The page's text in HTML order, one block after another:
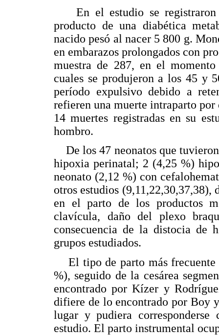
En el estudio se registraron
producto de una diabética
nacido pesó al nacer 5 800 g.
en embarazos prolongados con
muestra de 287, en el
cuales se produjeron a los 45 y
período expulsivo debido a
refieren una muerte intraparto
14 muertes registradas en su
hombro.
De los 47 neonatos que
hipoxia perinatal; 2 (4,25 %)
neonato (2,12 %) con
otros estudios
en el parto de los productos
clavícula, daño del plexo
consecuencia de la distocia de
grupos estudiados.
El tipo de parto más frecuente
%), seguido de la cesárea
encontrado por Kízer y
difiere de lo encontrado por Boy
lugar y pudiera corresponderse
estudio. El parto instrumental